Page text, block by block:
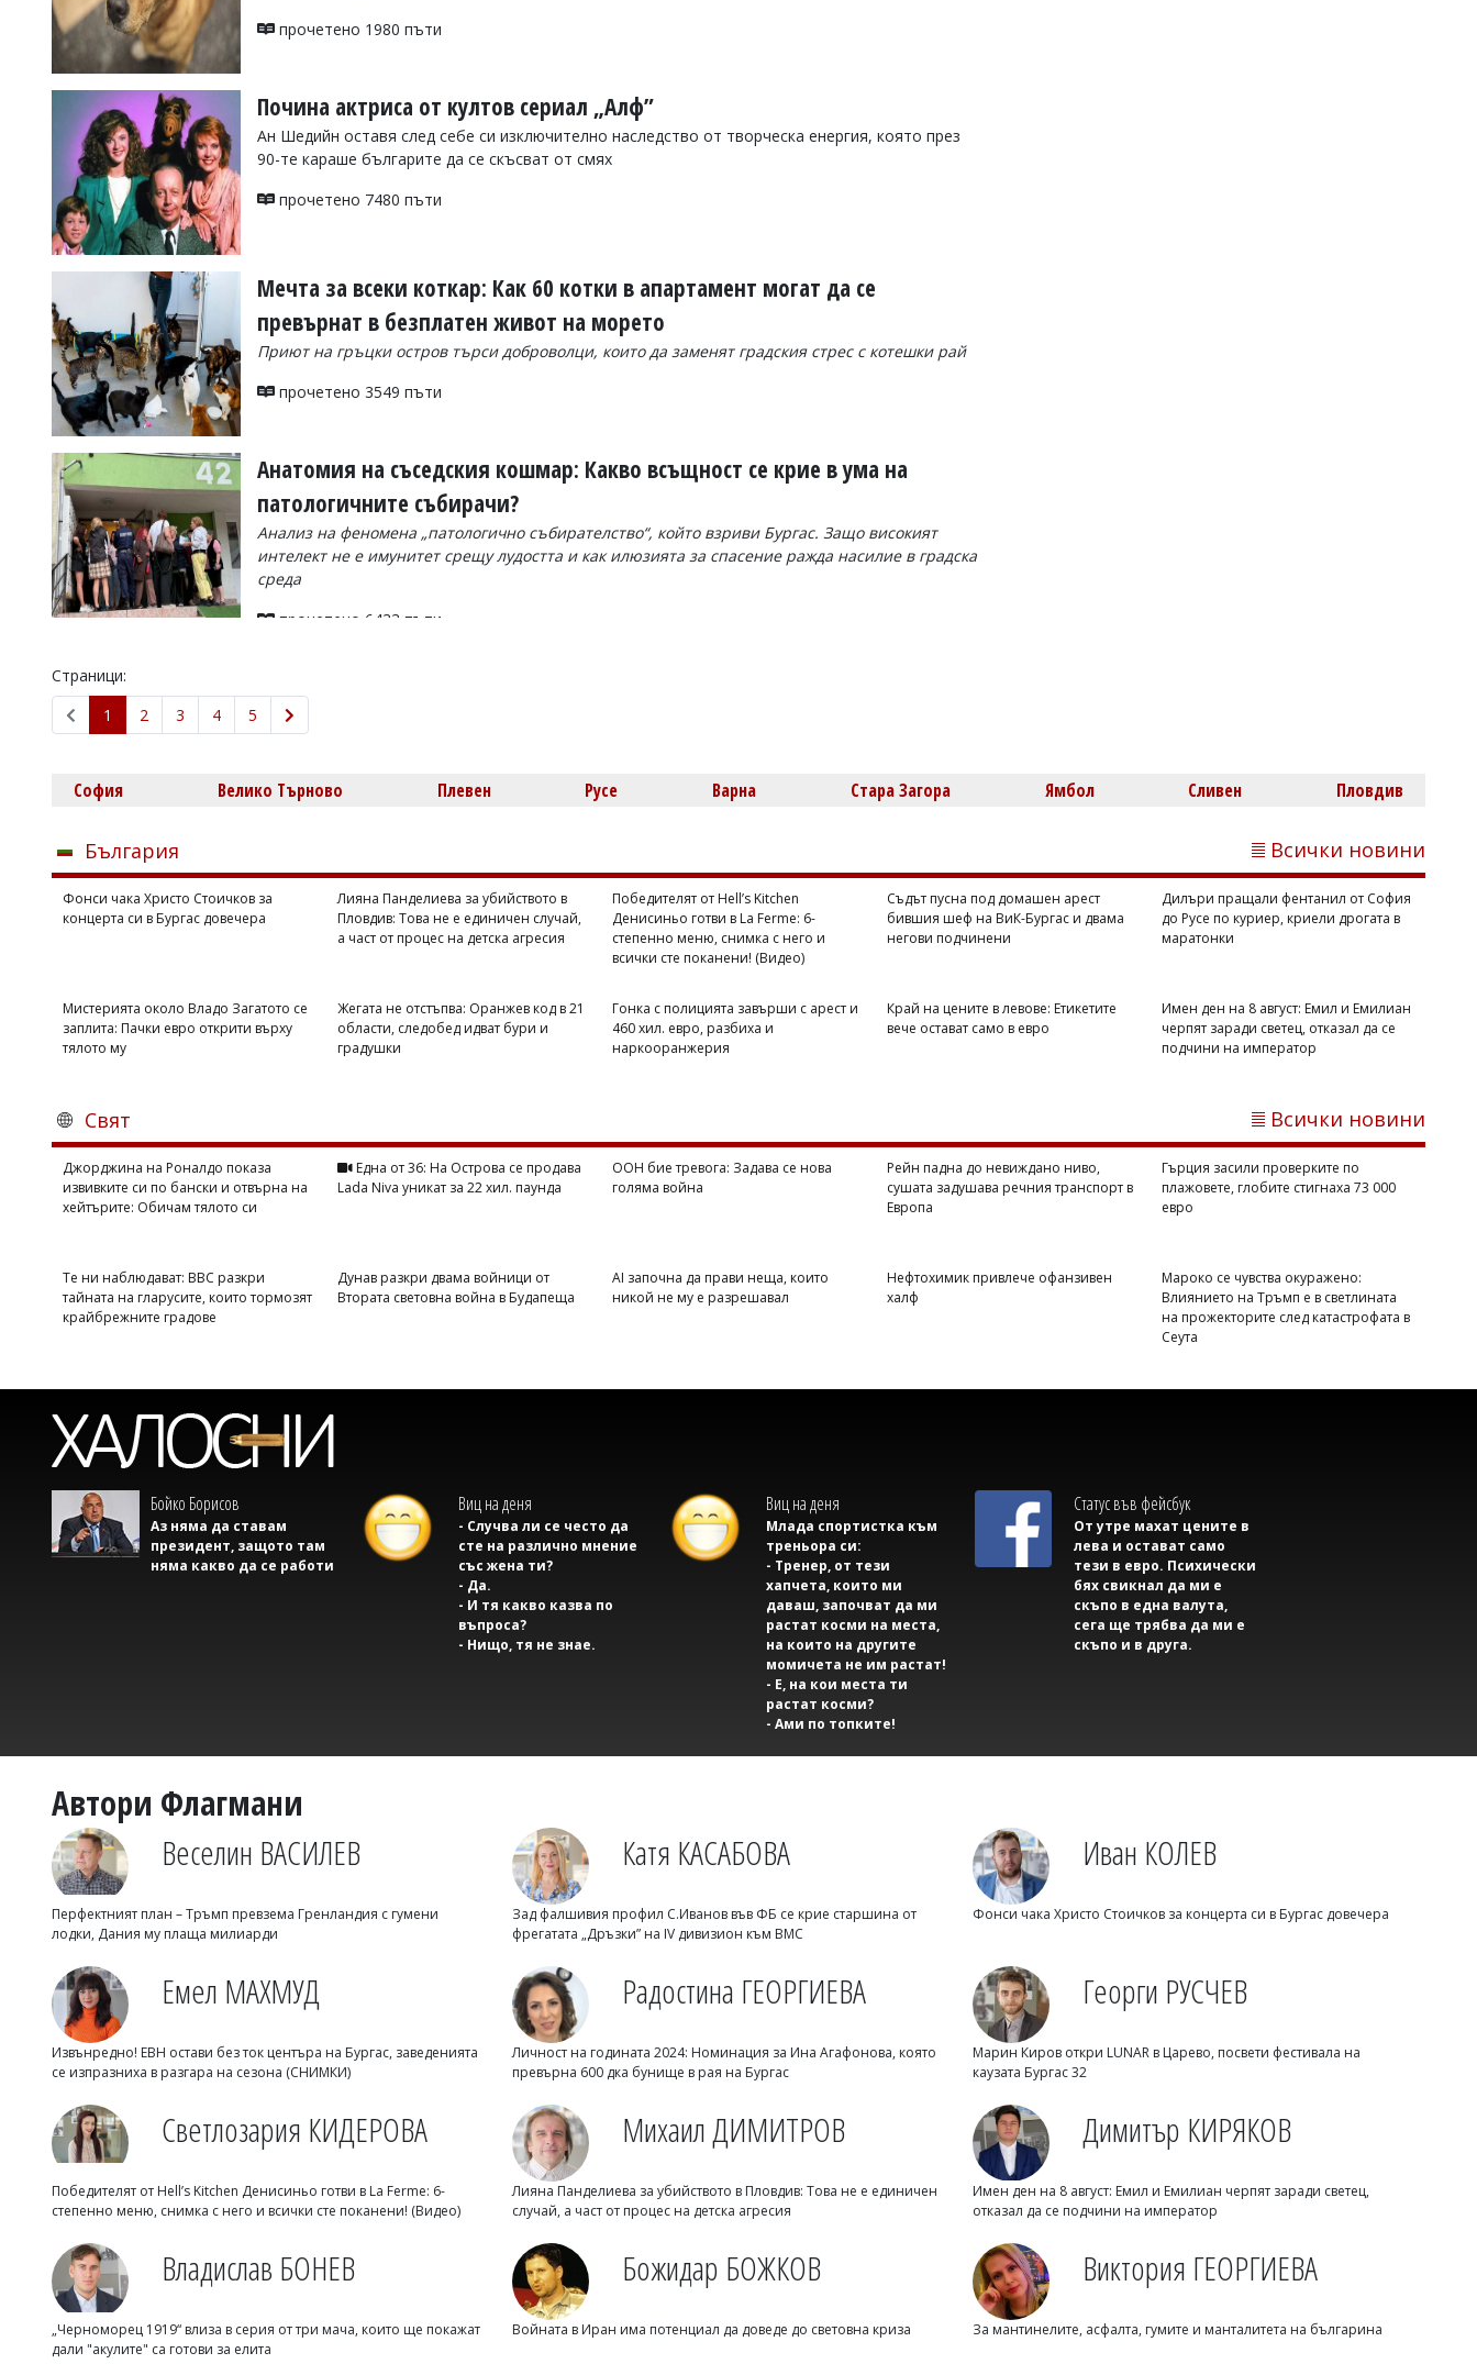
прочетено 1980 пъти
Почина актриса от култов сериал „Алф”
Ан Шедийн оставя след себе си изключително наследство от творческа енергия, която през
90-те караше българите да се скъсват от смях
прочетено 7480 пъти
Мечта за всеки коткар: Как 60 котки в апартамент могат да се
превърнат в безплатен живот на морето
Приют на гръцки остров търси доброволци, които да заменят градския стрес с котешки рай
прочетено 3549 пъти
Анатомия на съседския кошмар: Какво всъщност се крие в ума на
патологичните събирачи?
Анализ на феномена „патологично събирателство“, който взриви Бургас. Защо високият
интелект не е имунитет срещу лудостта и как илюзията за спасение ражда насилие в градска
среда
прочетено 6433 пъти
Страници:
1
2 3 4 5
Димитър КИРЯКОВ
Имен ден на 8 август: Емил и Емилиан
черпят заради светец, отказал да се
сушата задушава речния транспорт в
Михаил ДИМИТРОВ
-1943"
София Велико Търново Плевен Русе Варна Стара Загора Ямбол Сливен Пловдив
България Всички новини
Фонси чака Христо Стоичков за
концерта си в Бургас довечера
Лияна Панделиева за убийството в
Пловдив: Това не е единичен случай,
а част от процес на детска агресия
Победителят от Hell’s Kitchen
Денисиньо готви в La Ferme: 6-
степенно меню, снимка с него и
всички сте поканени! (Видео)
Съдът пусна под домашен арест
бившия шеф на ВиК-Бургас и двама
негови подчинени
Дилъри пращали фентанил от София
до Русе по куриер, криели дрогата в
маратонки
Мистерията около Владо Загатото се
заплита: Пачки евро открити върху
тялото му
Жегата не отстъпва: Оранжев код в 21
области, следобед идват бури и
градушки
Гонка с полицията завърши с арест и
460 хил. евро, разбиха и
наркооранжерия
Край на цените в левове: Етикетите
вече остават само в евро
Имен ден на 8 август: Емил и Емилиан
черпят заради светец, отказал да се
подчини на император
Свят Всички новини
Джорджина на Роналдо показа
извивките си по бански и отвърна на
хейтърите: Обичам тялото си
Една от 36: На Острова се продава
Lada Niva уникат за 22 хил. паунда
ООН бие тревога: Задава се нова
голяма война
Рейн падна до невиждано ниво,
сушата задушава речния транспорт в
Европа
Гърция засили проверките по
плажовете, глобите стигнаха 73 000
евро
Те ни наблюдават: BBC разкри
тайната на гларусите, които тормозят
крайбрежните градове
Дунав разкри двама войници от
Втората световна война в Будапеща
AI започна да прави неща, които
никой не му е разрешавал
Нефтохимик привлече офанзивен
халф
Мароко се чувства окуражено:
Влиянието на Тръмп е в светлината
на прожекторите след катастрофата в
Сеута
Бойко Борисов
Аз няма да ставам
президент, защото там
няма какво да се работи
Виц на деня
- Случва ли се често да
сте на различно мнение
със жена ти?
- Да.
- И тя какво казва по
въпроса?
- Нищо, тя не знае.
Виц на деня
Млада спортистка към
треньора си:
- Тренер, от тези
хапчета, които ми
даваш, започват да ми
растат косми на места,
на които на другите
момичета не им растат!
- Е, на кои места ти
растат косми?
- Ами по топките!
Статус във фейсбук
От утре махат цените в
лева и остават само
тези в евро. Психически
бях свикнал да ми е
скъпо в една валута,
сега ще трябва да ми е
скъпо и в друга.
Автори Флагмани
Веселин ВАСИЛЕВ
Перфектният план – Тръмп превзема Гренландия с гумени
лодки, Дания му плаща милиарди
Катя КАСАБОВА
Зад фалшивия профил С.Иванов във ФБ се крие старшина от
фрегатата „Дръзки” на IV дивизион към ВМС
Иван КОЛЕВ
Фонси чака Христо Стоичков за концерта си в Бургас довечера
Емел МАХМУД
Извънредно! ЕВН остави без ток центъра на Бургас, заведенията
се изпразниха в разгара на сезона (СНИМКИ)
Радостина ГЕОРГИЕВА
Личност на годината 2024: Номинация за Ина Агафонова, която
превърна 600 дка бунище в рая на Бургас
Георги РУСЧЕВ
Марин Киров откри LUNAR в Царево, посвети фестивала на
каузата Бургас 32
Светлозария КИДЕРОВА
Победителят от Hell’s Kitchen Денисиньо готви в La Ferme: 6-
степенно меню, снимка с него и всички сте поканени! (Видео)
Михаил ДИМИТРОВ
Лияна Панделиева за убийството в Пловдив: Това не е единичен
случай, а част от процес на детска агресия
Димитър КИРЯКОВ
Имен ден на 8 август: Емил и Емилиан черпят заради светец,
отказал да се подчини на император
Владислав БОНЕВ
„Черноморец 1919“ влиза в серия от три мача, които ще покажат
дали "акулите" са готови за елита
Божидар БОЖКОВ
Войната в Иран има потенциал да доведе до световна криза
Виктория ГЕОРГИЕВА
За мантинелите, асфалта, гумите и манталитета на българина